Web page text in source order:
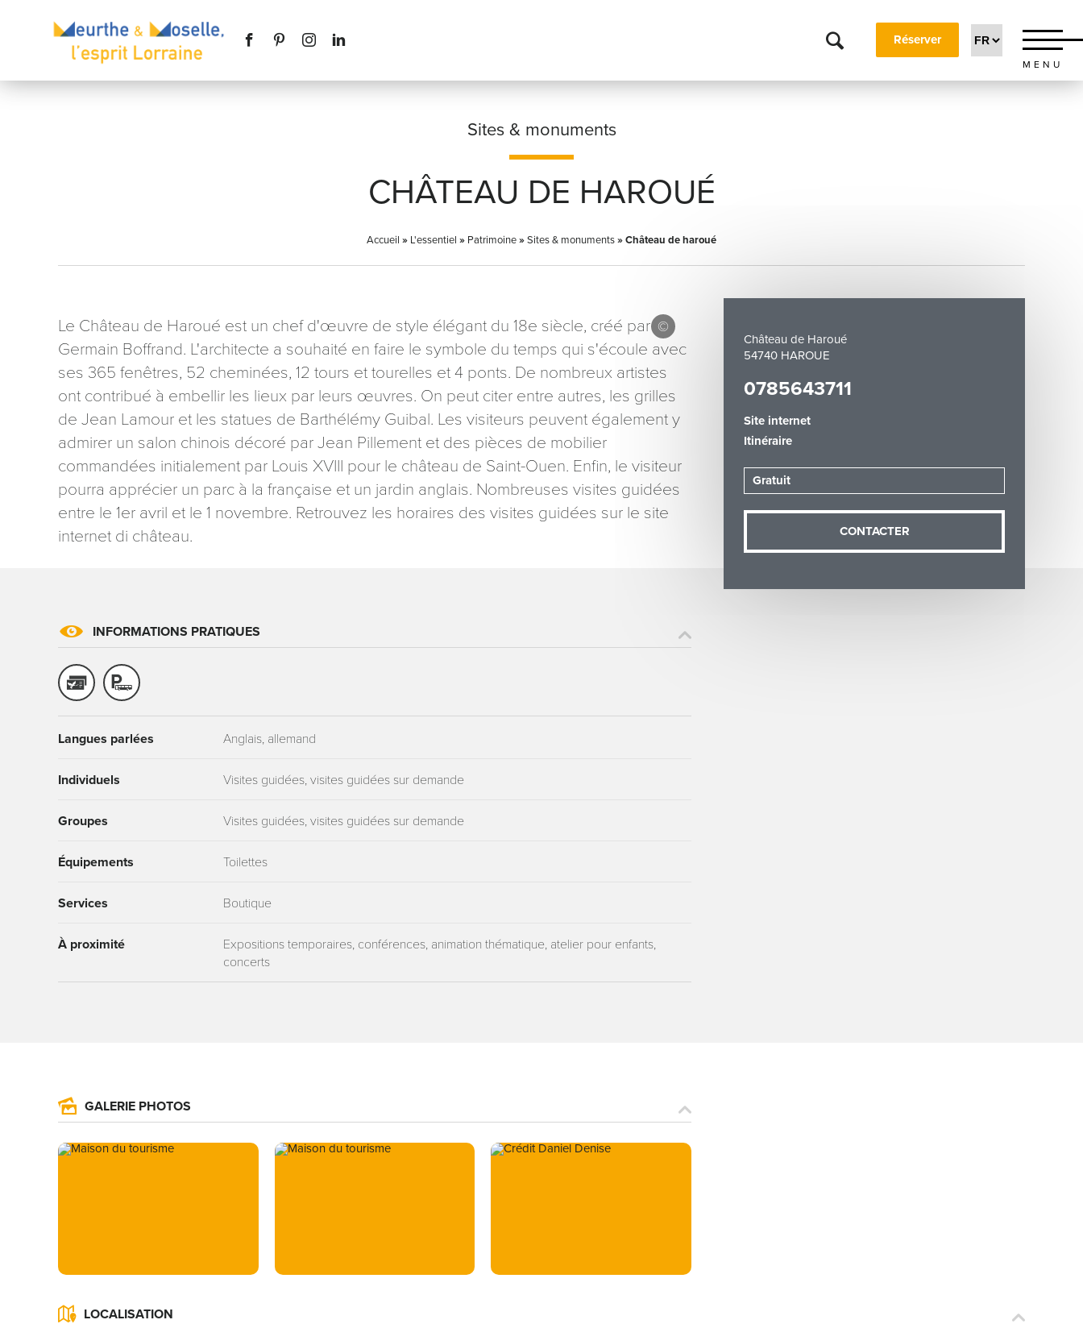
Réserver
MENU
Sites & monuments
CHÂTEAU DE HAROUÉ
Accueil » L'essentiel » Patrimoine»Sites & monuments»Château de haroué
Château de Haroué
54740 HAROUE
0785643711
Site internet
Itinéraire
Gratuit
CONTACTER
Le Château de Haroué est un chef d'œuvre de style élégant du 18e siècle, créé par
Germain Boffrand. L'architecte a souhaité en faire le symbole du temps qui s'écoule avec
ses 365 fenêtres, 52 cheminées, 12 tours et tourelles et 4 ponts. De nombreux artistes
ont contribué à embellir les lieux par leurs œuvres. On peut citer entre autres, les grilles
de Jean Lamour et les statues de Barthélémy Guibal. Les visiteurs peuvent également y
admirer un salon chinois décoré par Jean Pillement et des pièces de mobilier
commandées initialement par Louis XVIII pour le château de Saint-Ouen. Enfin, le visiteur
pourra apprécier un parc à la française et un jardin anglais. Nombreuses visites guidées
entre le 1er avril et le 1 novembre. Retrouvez les horaires des visites guidées sur le site
internet di château.
INFORMATIONS PRATIQUES
Langues parlées Anglais, allemand
Individuels Visites guidées, visites guidées sur demande
Groupes Visites guidées, visites guidées sur demande
Équipements Toilettes
Services Boutique
À proximité
Expositions temporaires, conférences, animation thématique, atelier pour enfants,
concerts
GALERIE PHOTOS
LOCALISATION
Prénom
Message
Les informations recueillies à partir de ce formulaire sont nécessaires au traitement de votre demande (sauf
concernant, que vous pouvez exercer en adressant une demande par courriel à tourisme@departement54.fr